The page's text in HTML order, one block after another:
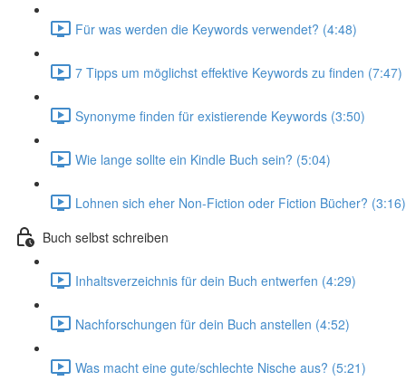
Für was werden die Keywords verwendet? (4:48)
7 Tipps um möglichst effektive Keywords zu finden (7:47)
Synonyme finden für existierende Keywords (3:50)
Wie lange sollte ein Kindle Buch sein? (5:04)
Lohnen sich eher Non-Fiction oder Fiction Bücher? (3:16)
Buch selbst schreiben
Inhaltsverzeichnis für dein Buch entwerfen (4:29)
Nachforschungen für dein Buch anstellen (4:52)
Was macht eine gute/schlechte Nische aus? (5:21)